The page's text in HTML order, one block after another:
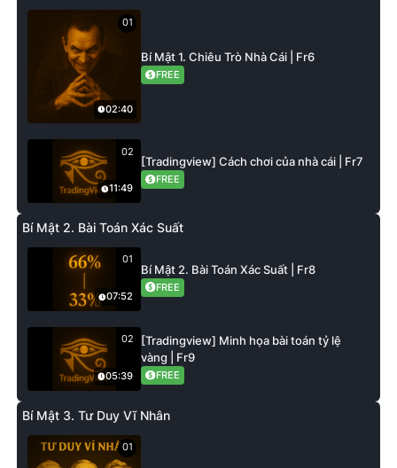
01
02:40
Bí Mật 1. Chiêu Trò Nhà Cái | Fr6
FREE
02
11:49
[Tradingview] Cách chơi của nhà cái | Fr7
FREE
Bí Mật 2. Bài Toán Xác Suất
01
07:52
Bí Mật 2. Bài Toán Xác Suất | Fr8
FREE
02
05:39
[Tradingview] Minh họa bài toán tỷ lệ
vàng | Fr9
FREE
Bí Mật 3. Tư Duy Vĩ Nhân
01